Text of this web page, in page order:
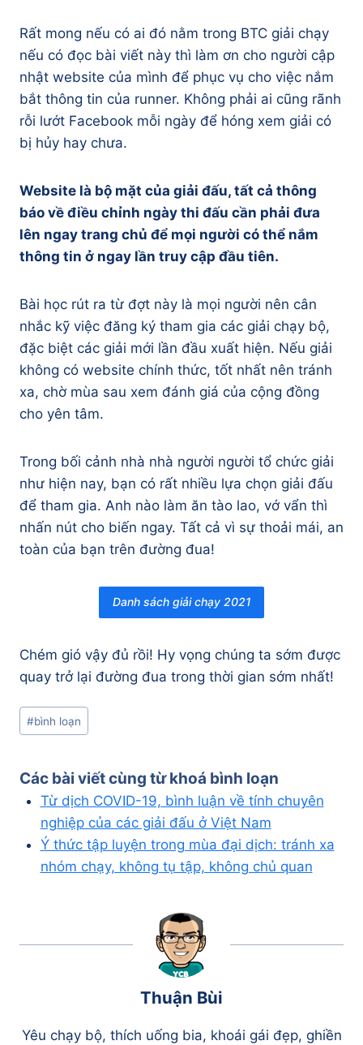
Rất mong nếu có ai đó nằm trong BTC giải chạy
nếu có đọc bài viết này thì làm ơn cho người cập
nhật website của mình để phục vụ cho việc nắm
bắt thông tin của runner. Không phải ai cũng rãnh
rỗi lướt Facebook mỗi ngày để hóng xem giải có
bị hủy hay chưa.
Website là bộ mặt của giải đấu, tất cả thông
báo về điều chỉnh ngày thi đấu cần phải đưa
lên ngay trang chủ để mọi người có thể nắm
thông tin ở ngay lần truy cập đầu tiên.
Bài học rút ra từ đợt này là mọi người nên cân
nhắc kỹ việc đăng ký tham gia các giải chạy bộ,
đặc biệt các giải mới lần đầu xuất hiện. Nếu giải
không có website chính thức, tốt nhất nên tránh
xa, chờ mùa sau xem đánh giá của cộng đồng
cho yên tâm.
Trong bối cảnh nhà nhà người người tổ chức giải
như hiện nay, bạn có rất nhiều lựa chọn giải đấu
để tham gia. Anh nào làm ăn tào lao, vớ vẩn thì
nhấn nút cho biến ngay. Tất cả vì sự thoải mái, an
toàn của bạn trên đường đua!
Danh sách giải chạy 2021
Chém gió vậy đủ rồi! Hy vọng chúng ta sớm được
quay trở lại đường đua trong thời gian sớm nhất!
Post
Tags:
#bình loạn
Các bài viết cùng từ khoá bình loạn
Từ dịch COVID-19, bình luận về tính chuyên
nghiệp của các giải đấu ở Việt Nam
Ý thức tập luyện trong mùa đại dịch: tránh xa
nhóm chạy, không tụ tập, không chủ quan
Thuận Bùi
Yêu chạy bộ, thích uống bia, khoái gái đẹp, ghiền